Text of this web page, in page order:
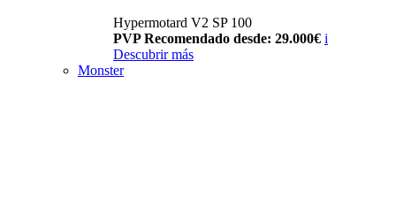
Hypermotard V2 SP 100
PVP Recomendado desde: 29.000€ i
Descubrir más
Monster